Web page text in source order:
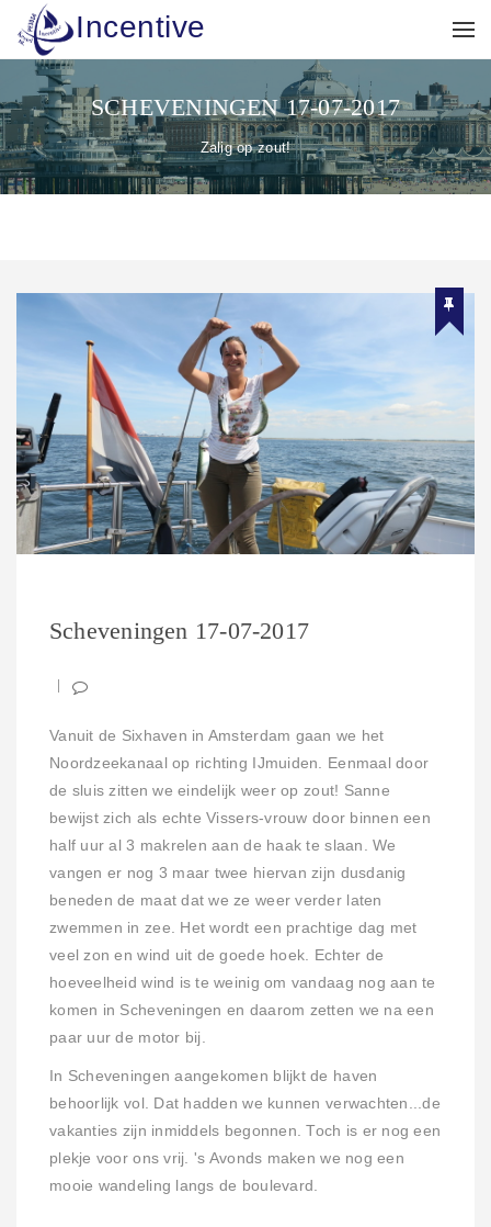
Incentive
SCHEVENINGEN 17-07-2017
Zalig op zout!
Scheveningen 17-07-2017
Vanuit de Sixhaven in Amsterdam gaan we het
Noordzeekanaal op richting IJmuiden. Eenmaal door
de sluis zitten we eindelijk weer op zout! Sanne
bewijst zich als echte Vissers-vrouw door binnen een
half uur al 3 makrelen aan de haak te slaan. We
vangen er nog 3 maar twee hiervan zijn dusdanig
beneden de maat dat we ze weer verder laten
zwemmen in zee. Het wordt een prachtige dag met
veel zon en wind uit de goede hoek. Echter de
hoeveelheid wind is te weinig om vandaag nog aan te
komen in Scheveningen en daarom zetten we na een
paar uur de motor bij.
In Scheveningen aangekomen blijkt de haven
behoorlijk vol. Dat hadden we kunnen verwachten...de
vakanties zijn inmiddels begonnen. Toch is er nog een
plekje voor ons vrij. 's Avonds maken we nog een
mooie wandeling langs de boulevard.